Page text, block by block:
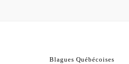
Blagues Québécoises